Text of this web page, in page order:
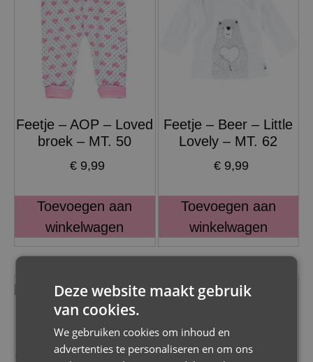
Feetje – AOP – Loved
broek – MT. 50
€ 9,99
Toevoegen aan
winkelwagen
Feetje – Beer – Little
Lovely – MT. 62
€9,99
Toevoegen aan
winkelwagen
Feetje – broek – AOP
– Mini Person – Blauw Feetje – Broek – AOP
Deze website maakt gebruik
van cookies.
We gebruiken cookies om inhoud en
advertenties te personaliseren en om ons